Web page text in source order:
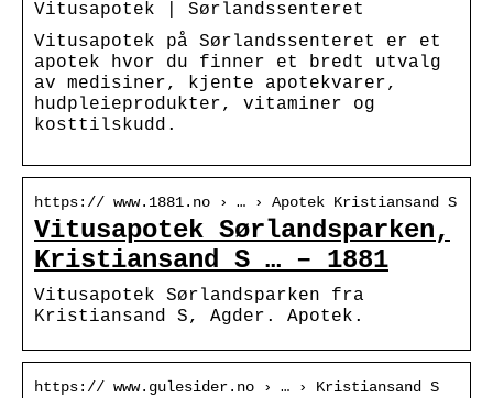
Vitusapotek | Sørlandssenteret
Vitusapotek på Sørlandssenteret er et
apotek hvor du finner et bredt utvalg
av medisiner, kjente apotekvarer,
hudpleieprodukter, vitaminer og
kosttilskudd.
https:// www.1881.no › … › Apotek Kristiansand S
Vitusapotek Sørlandsparken,
Kristiansand S … – 1881
Vitusapotek Sørlandsparken fra
Kristiansand S, Agder. Apotek.
https:// www.gulesider.no › … › Kristiansand S